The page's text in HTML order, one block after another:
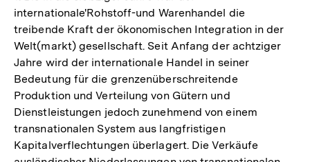
internationale'Rohstoff-und Warenhandel die
treibende Kraft der ökonomischen Integration in der
Welt(markt) gesellschaft. Seit Anfang der achtziger
Jahre wird der internationale Handel in seiner
Bedeutung für die grenzenüberschreitende
Produktion und Verteilung von Gütern und
Dienstleistungen jedoch zunehmend von einem
transnationalen System aus langfristigen
Kapitalverflechtungen überlagert. Die Verkäufe